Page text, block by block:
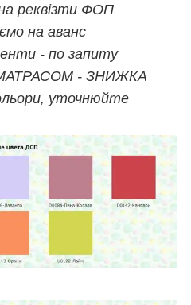
реквізти ФОП
на аванс
- по запиту
- ЗНИЖКА
уточнюйте